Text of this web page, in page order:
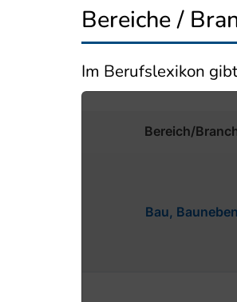
Bereiche /
Im Berufslexikon
Bereich/
Bau,